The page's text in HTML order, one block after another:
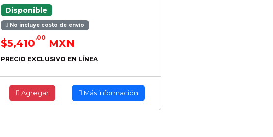
Disponible
No incluye costo de envío
$5,410.00 MXN
PRECIO EXCLUSIVO EN LÍNEA
Agregar Más información